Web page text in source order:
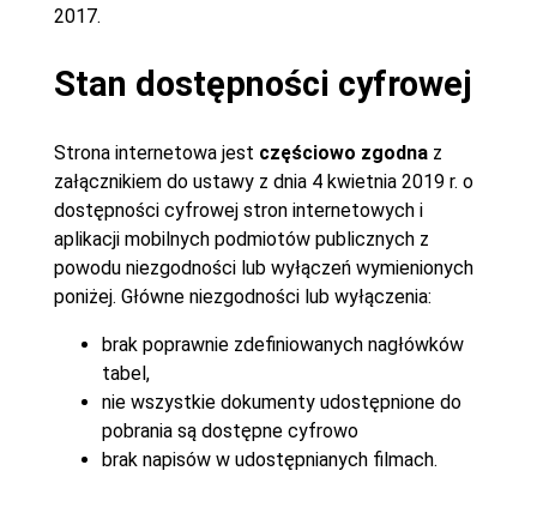
2017.
Stan dostępności cyfrowej
Strona internetowa jest częściowo zgodna z
załącznikiem do ustawy z dnia 4 kwietnia 2019 r. o
dostępności cyfrowej stron internetowych i
aplikacji mobilnych podmiotów publicznych z
powodu niezgodności lub wyłączeń wymienionych
poniżej. Główne niezgodności lub wyłączenia:
brak poprawnie zdefiniowanych nagłówków
tabel,
nie wszystkie dokumenty udostępnione do
pobrania są dostępne cyfrowo
brak napisów w udostępnianych filmach.